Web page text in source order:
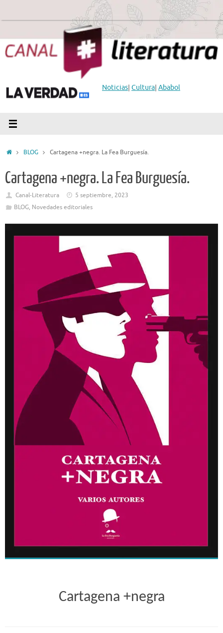
Noticias| Cultura| Ababol
InicioBLOG Cartagena +negra. La Fea Burguesía.
Cartagena +negra. La Fea Burguesía.
Canal-Literatura
5 septiembre, 2023
BLOG, Novedades editoriales
Cartagena +negra